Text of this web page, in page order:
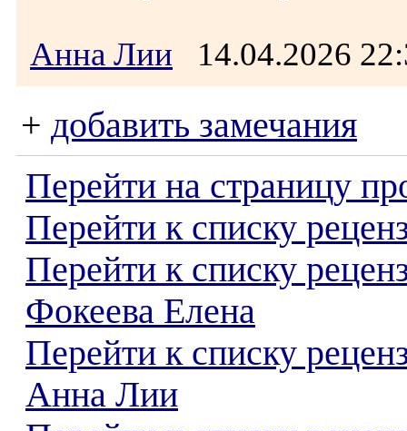
Анна Лии 14.04.2026
+ добавить замечания
Перейти на страницу
Перейти к списку
Перейти к списку
Фокеева Елена
Перейти к списку
Анна Лии